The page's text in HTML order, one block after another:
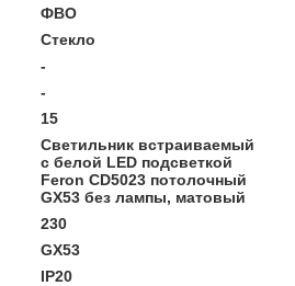
ФВО
Стекло
-
-
15
Светильник встраиваемый
с белой LED подсветкой
Feron CD5023 потолочный
GX53 без лампы, матовый
230
GX53
IP20